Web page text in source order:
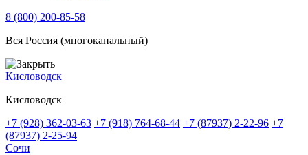
8 (800) 200-85-58
Вся Россия (многоканальный)
Кисловодск
Кисловодск
+7 (928) 362-03-63 +7 (918) 764-68-44 +7 (87937) 2-22-96 +7
(87937) 2-25-94
Сочи